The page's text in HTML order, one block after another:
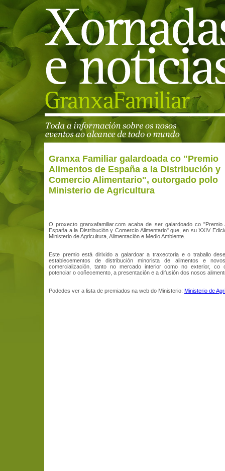
Granxa Familiar galardoada co "Premio
Alimentos de España a la Distribución y
Comercio Alimentario", outorgado polo
Ministerio de Agricultura
O proxecto granxafamiliar.com acaba de ser galardoado co "Premio
España a la Distribución y Comercio Alimentario" que, en su XXIV
Ministerio de Agricultura, Alimentación e Medio Ambiente.
Este premio está dirixido a galardoar a traxectoria e o traballo
establecementos de distribución minorista de alimentos e
comercialización, tanto no mercado interior como no exterior, co
potenciar o coñecemento, a presentación e a difusión dos nosos
Podedes ver a lista de premiados na web do Ministerio: Ministerio de